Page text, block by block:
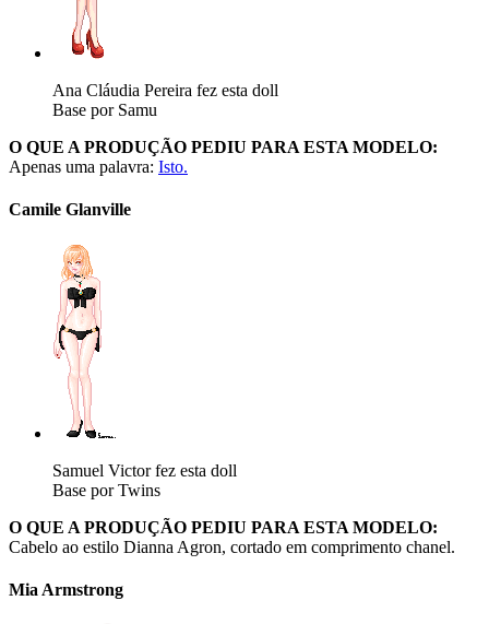
Ana Cláudia Pereira fez esta doll
Base por Samu
O QUE A PRODUÇÃO PEDIU PARA ESTA MODELO:
Apenas uma palavra: Isto.
Camile Glanville
Samuel Victor fez esta doll
Base por Twins
O QUE A PRODUÇÃO PEDIU PARA ESTA MODELO:
Cabelo ao estilo Dianna Agron, cortado em comprimento chanel.
Mia Armstrong